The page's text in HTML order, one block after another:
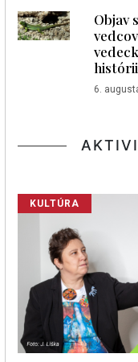
Objav
6.
KULTÚRA